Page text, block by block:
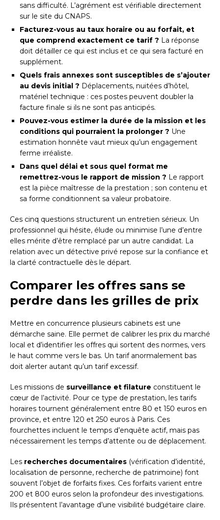
sans difficulté. L’agrément est vérifiable directement
sur le site du CNAPS.
Facturez-vous au taux horaire ou au forfait, et
que comprend exactement ce tarif ? La réponse
doit détailler ce qui est inclus et ce qui sera facturé en
supplément.
Quels frais annexes sont susceptibles de s’ajouter
au devis initial ? Déplacements, nuitées d’hôtel,
matériel technique : ces postes peuvent doubler la
facture finale si ils ne sont pas anticipés.
Pouvez-vous estimer la durée de la mission et les
conditions qui pourraient la prolonger ? Une
estimation honnête vaut mieux qu’un engagement
ferme irréaliste.
Dans quel délai et sous quel format me
remettrez-vous le rapport de mission ? Le rapport
est la pièce maîtresse de la prestation ; son contenu et
sa forme conditionnent sa valeur probatoire.
Ces cinq questions structurent un entretien sérieux. Un
professionnel qui hésite, élude ou minimise l’une d’entre
elles mérite d’être remplacé par un autre candidat. La
relation avec un détective privé repose sur la confiance et
la clarté contractuelle dès le départ.
Comparer les offres sans se
perdre dans les grilles de prix
Mettre en concurrence plusieurs cabinets est une
démarche saine. Elle permet de calibrer les prix du marché
local et d’identifier les offres qui sortent des normes, vers
le haut comme vers le bas. Un tarif anormalement bas
doit alerter autant qu’un tarif excessif.
Les missions de surveillance et filature constituent le
cœur de l’activité. Pour ce type de prestation, les tarifs
horaires tournent généralement entre 80 et 150 euros en
province, et entre 120 et 250 euros à Paris. Ces
fourchettes incluent le temps d’enquête actif, mais pas
nécessairement les temps d’attente ou de déplacement.
Les recherches documentaires (vérification d’identité,
localisation de personne, recherche de patrimoine) font
souvent l’objet de forfaits fixes. Ces forfaits varient entre
200 et 800 euros selon la profondeur des investigations.
Ils présentent l’avantage d’une visibilité budgétaire claire.